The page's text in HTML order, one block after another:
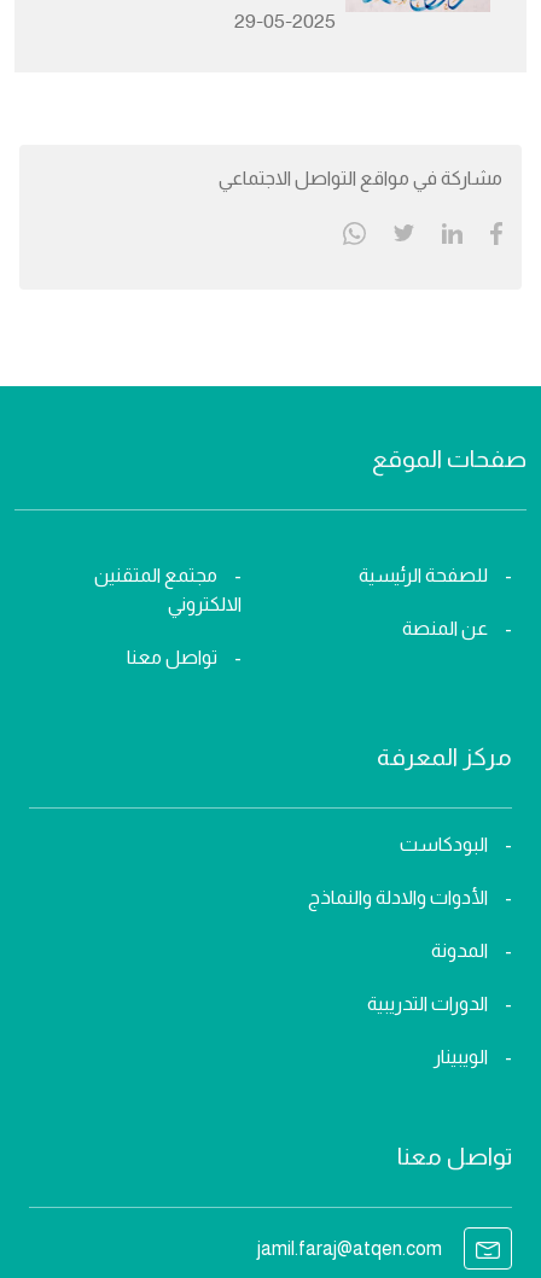
29-05-2025
مشاركة في مواقع التواصل الاجتماعي
صفحات الموقع
للصفحة الرئيسية
عن المنصة
مجتمع المتقنين
الالكتروني
تواصل معنا
مركز المعرفة
البودكاست
الأدوات والادلة والنماذج
المدونة
الدورات التدريبية
الويبينار
تواصل معنا
jamil.faraj@atqen.com